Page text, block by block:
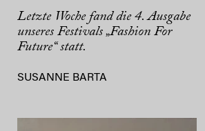
Letzte Woche fand die 4. Ausgabe
unseres Festivals „Fashion For
Future“ statt.
SUSANNE BARTA